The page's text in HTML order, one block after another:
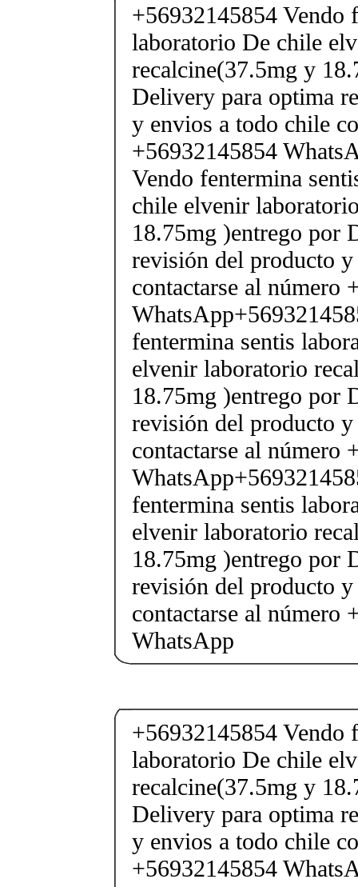
+56932145854 Vendo
laboratorio De chile
recalcine(37.5mg y
Delivery para optima
y envios a todo chile
+56932145854
Vendo fentermina
chile elvenir
18.75mg )entrego por
revisión del producto
contactarse al número
fentermina sentis
elvenir laboratorio
18.75mg )entrego por
revisión del producto
contactarse al número
fentermina sentis
elvenir laboratorio
18.75mg )entrego por
revisión del producto
contactarse al número
WhatsApp
+56932145854 Vendo
laboratorio De chile
recalcine(37.5mg y
Delivery para optima
y envios a todo chile
+56932145854